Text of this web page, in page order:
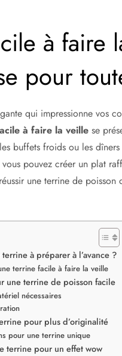
à faire
pour
qui impressionne vos
à faire la veille se
buffets froids ou les
pouvez créer un plat
une terrine de
à préparer à l’avance ?
terrine facile à faire la veille
une terrine de poisson facile
nécessaires
pour plus d’originalité
pour une terrine unique
terrine pour un effet wow